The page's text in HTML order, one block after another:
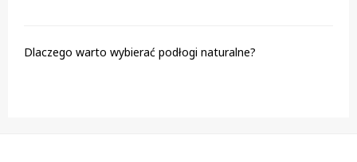
Dlaczego warto wybierać podłogi naturalne?